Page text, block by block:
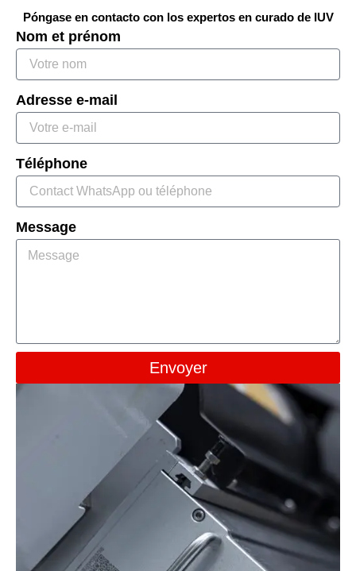
Póngase en contacto con los expertos en curado de IUV
Nom et prénom
Adresse e-mail
Téléphone
Message
Envoyer